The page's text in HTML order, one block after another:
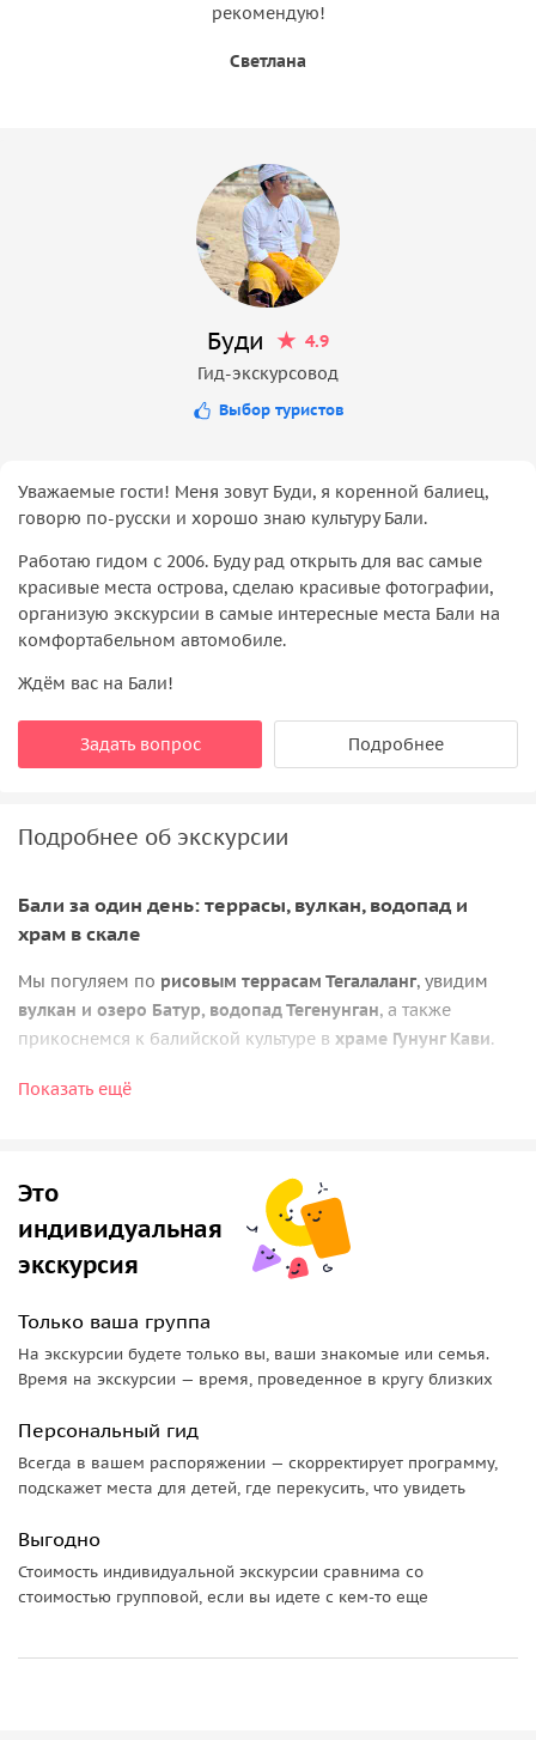
рекомендую!
Светлана
Буди
4.9
Гид-экскурсовод
Выбор туристов
Уважаемые гости! Меня зовут Буди, я коренной балиец,
говорю по-русски и хорошо знаю культуру Бали.
Работаю гидом с 2006. Буду рад открыть для вас самые
красивые места острова, сделаю красивые фотографии,
организую экскурсии в самые интересные места Бали на
комфортабельном автомобиле.
Ждём вас на Бали!
Задать вопрос Подробнее
Подробнее об экскурсии
Бали за один день: террасы, вулкан, водопад и
храм в скале
Мы погуляем по рисовым террасам Тегалаланг, увидим
вулкан и озеро Батур, водопад Тегенунган, а также
прикоснемся к балийской культуре в храме Гунунг Кави.
Кроме того, побываем на
Показать ещё
Это
индивидуальная
экскурсия
Только ваша группа
На экскурсии будете только вы, ваши знакомые или семья.
Время на экскурсии — время, проведенное в кругу близких
Персональный гид
Всегда в вашем распоряжении — скорректирует программу,
подскажет места для детей, где перекусить, что увидеть
Выгодно
Стоимость индивидуальной экскурсии сравнима со
стоимостью групповой, если вы идете с кем-то еще